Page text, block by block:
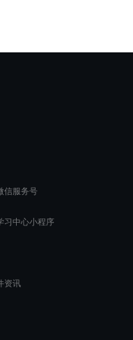
信服务号
习中心小程序
资讯